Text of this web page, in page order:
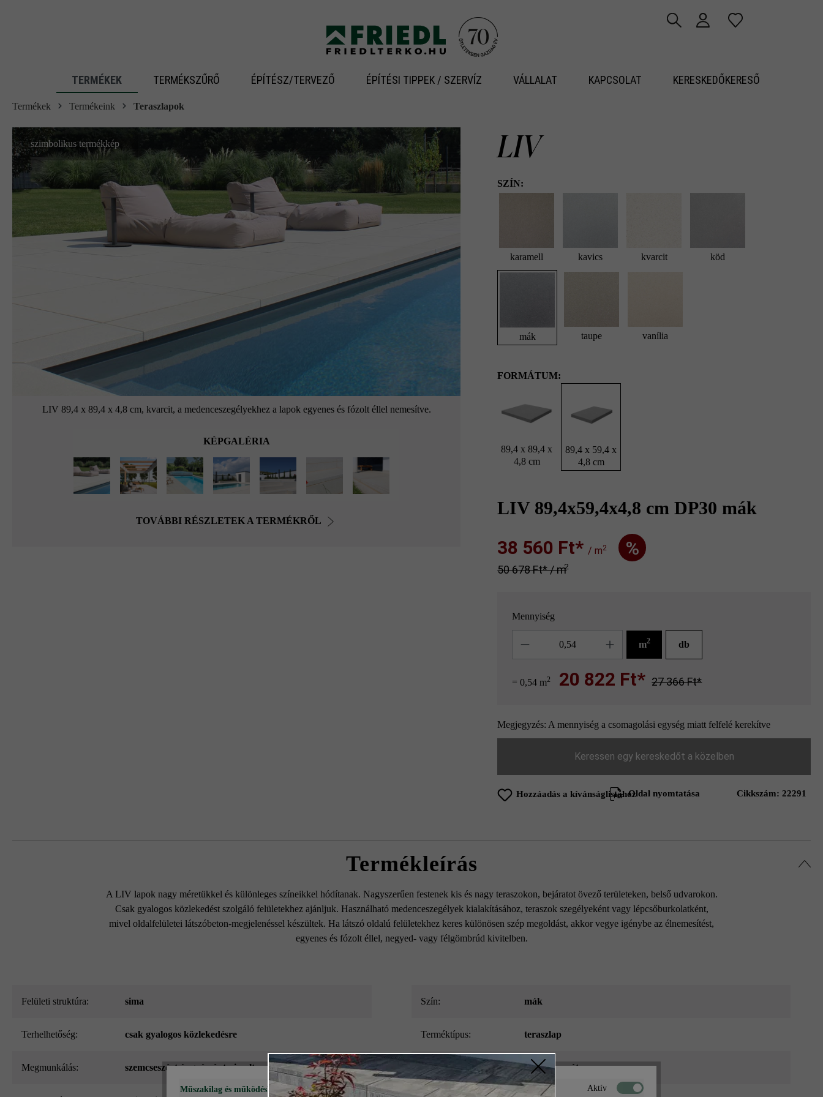
TERMÉKEK TERMÉKSZŰRŐ ÉPÍTÉSZ/TERVEZŐ ÉPÍTÉSI TIPPEK / SZERVÍZ VÁLLALAT KAPCSOLAT KERESKEDŐKERESŐ
Termékek Termékeink Teraszlapok
LIV 89,4 x 89,4 x 4,8 cm, kvarcit, a medenceszegélyekhez a lapok egyenes és fózolt éllel nemesítve.
szimbolikus termékkép
KÉPGALÉRIA
TOVÁBBI RÉSZLETEK A TERMÉKRŐL
LIV
SZÍN:
karamell kavics kvarcit köd
mák taupe vanília
FORMÁTUM:
89,4 x 89,4 x
4,8 cm
89,4 x 59,4 x
4,8 cm
LIV 89,4x59,4x4,8 cm DP30 mák
38 560 Ft‎‎‎*/ m2 %
50 678 Ft‎‎‎* / m2
Mennyiség
m2 db
= 0,54 m2 20 822 Ft* 27 366 Ft*
Megjegyzés: A mennyiség a csomagolási egység miatt felfelé kerekítve
Keressen egy kereskedőt a közelben
Hozzáadás a kívánságlistáhozOldal nyomtatása Cikkszám: 22291
Termékleírás
A LIV lapok nagy méretükkel és különleges színeikkel hódítanak. Nagyszerűen festenek kis és nagy teraszokon, bejáratot övező területeken, belső udvarokon.
Csak gyalogos közlekedést szolgáló felületekhez ajánljuk. Használható medenceszegélyek kialakításához, teraszok szegélyeként vagy lépcsőburkolatként,
mivel oldalfelületei látszóbeton-megjelenéssel készültek. Ha látszó oldalú felületekhez keres különösen szép megoldást, akkor vegye igénybe az élnemesítést,
egyenes és fózolt éllel, negyed- vagy félgömbrúd kivitelben.
Felületi struktúra: sima Szín: mák
Terhelhetőség: csak gyalogos közlekedésre Terméktípus: teraszlap
megmunkálás: szemcseszórt és gyémántcsiszolt Térkőtípus: külön formátum
Műszakilag és működéshez szükséges Aktív